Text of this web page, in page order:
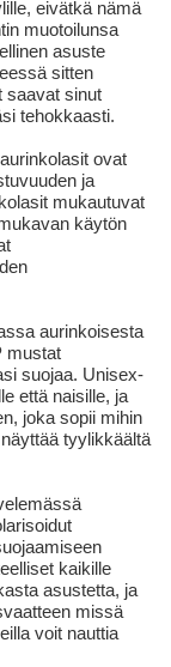
eivätkä nämä
muotoilunsa
asuste
sitten
saavat sinut
tehokkaasti.
ovat
ja
mukautuvat
käytön
aurinkoisesta
mustat
suojaa. Unisex-
että naisille, ja
joka sopii mihin
tyylikkäältä
kaikille
asustetta, ja
missä
voit nauttia